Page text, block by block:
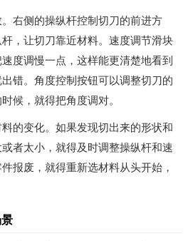
右侧的操纵杆控制切刀的前进方
，让切刀靠近材料。速度调节滑块
度调慢一点，这样能更清楚地看到
错。角度控制按钮可以调整切刀的
候，就得把角度调对。
的变化。如果发现切出来的形状和
者太小，就得及时调整操纵杆和速
报废，就得重新选材料从头开始，